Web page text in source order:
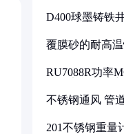
D400球墨铸铁
覆膜砂的耐高
RU7088R功率
不锈钢通风 管
201不锈钢重量